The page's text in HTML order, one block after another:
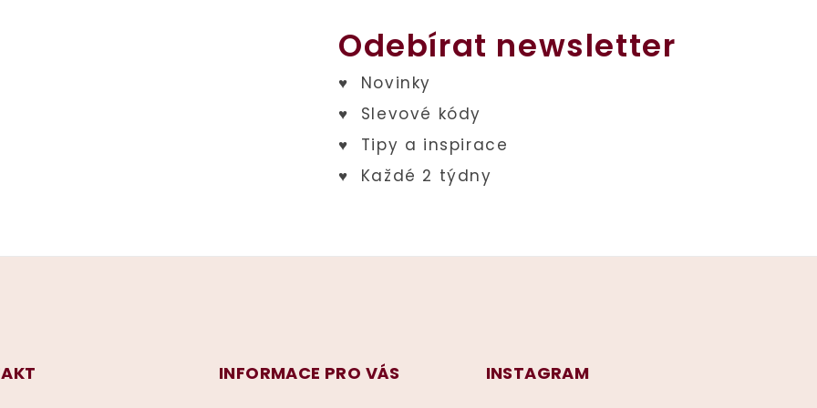
Odebírat newsletter
INFORMACE PRO VÁS INSTAGRAM